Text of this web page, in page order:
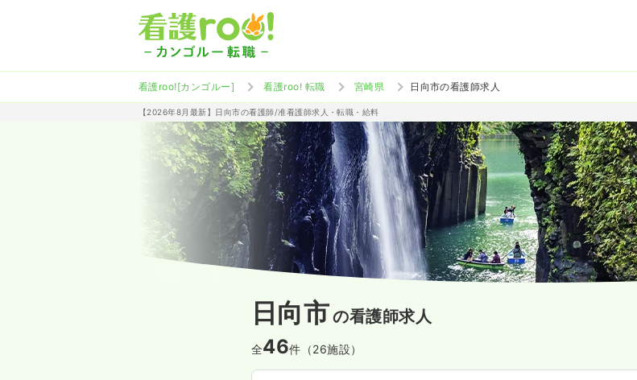
看護roo![カンゴルー] 看護roo! 転職 宮崎県 日向市の看護師求人
【2026年8月最新】日向市の看護師/准看護師求人・転職・給料
日向市の看護師求人
全46件（26施設）